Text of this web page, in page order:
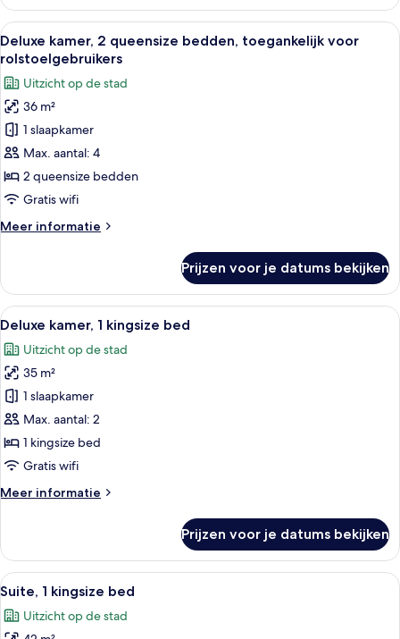
kamer,
queensize
bedden
Alle
foto's
voor
Deluxe
kamer,
2
queensize
bedden,
toegankelijk
rolstoelgebruikers
Een hotelkamer met twee bedden,
5
Deluxe kamer, 2 queensize bedden, toegankelijk voor
rolstoelgebruikers
Uitzicht op de stad
36 m²
1 slaapkamer
Max. aantal: 4
2 queensize bedden
Gratis wifi
Meer informatie
Meer
kamer,
queensize
toegankelijk
voor
rolstoelgebruikers
Prijzen voor je datums bekijken
Alle
foto's
voor
Deluxe
kamer,
1
kingsize
bed
Een hotelkamer met een groot bed,
7
Deluxe kamer, 1 kingsize bed
Uitzicht op de stad
35 m²
1 slaapkamer
Max. aantal: 2
1 kingsize bed
Gratis wifi
Meer informatie
Meer
kamer,
kingsize
Prijzen voor je datums bekijken
Alle
foto's
voor
Een hotelkamer met een bed, een
10
Suite, 1 kingsize bed
Uitzicht op de stad